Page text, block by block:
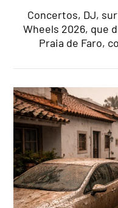
Concertos, DJ,
Wheels 2026, que
Praia de Faro,